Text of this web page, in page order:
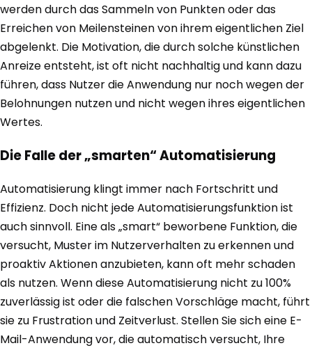
werden durch das Sammeln von Punkten oder das
Erreichen von Meilensteinen von ihrem eigentlichen Ziel
abgelenkt. Die Motivation, die durch solche künstlichen
Anreize entsteht, ist oft nicht nachhaltig und kann dazu
führen, dass Nutzer die Anwendung nur noch wegen der
Belohnungen nutzen und nicht wegen ihres eigentlichen
Wertes.
Die Falle der „smarten“ Automatisierung
Automatisierung klingt immer nach Fortschritt und
Effizienz. Doch nicht jede Automatisierungsfunktion ist
auch sinnvoll. Eine als „smart“ beworbene Funktion, die
versucht, Muster im Nutzerverhalten zu erkennen und
proaktiv Aktionen anzubieten, kann oft mehr schaden
als nutzen. Wenn diese Automatisierung nicht zu 100%
zuverlässig ist oder die falschen Vorschläge macht, führt
sie zu Frustration und Zeitverlust. Stellen Sie sich eine E-
Mail-Anwendung vor, die automatisch versucht, Ihre